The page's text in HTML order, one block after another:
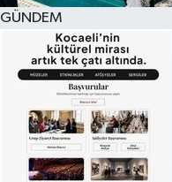
GÜNDEM
Haber Arşivi